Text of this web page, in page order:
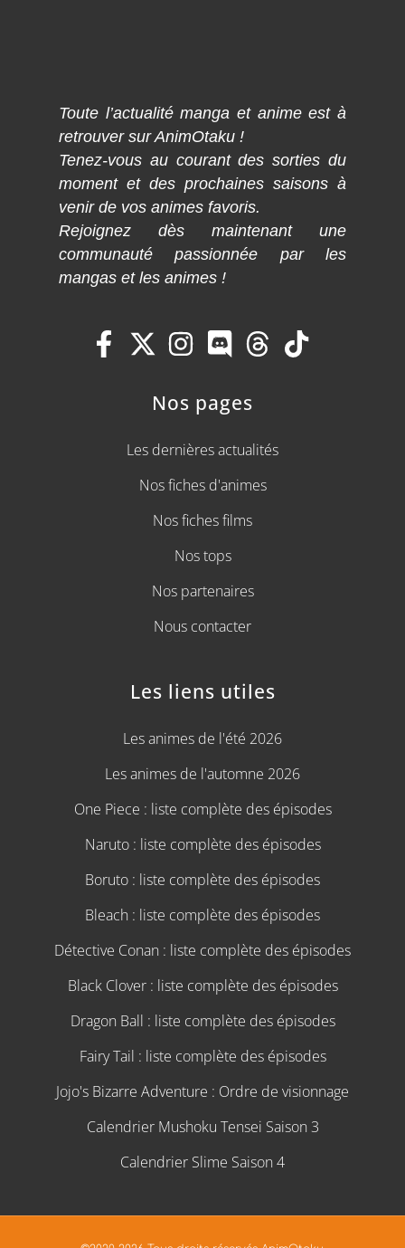
Toute l’actualité manga et anime est à
retrouver sur AnimOtaku !
Tenez-vous au courant des sorties du
moment et des prochaines saisons à
venir de vos animes favoris.
Rejoignez dès maintenant une
communauté passionnée par les
mangas et les animes !
Nos pages
Les dernières actualités
Nos fiches d'animes
Nos fiches films
Nos tops
Nos partenaires
Nous contacter
Les liens utiles
Les animes de l'été 2026
Les animes de l'automne 2026
One Piece : liste complète des épisodes
Naruto : liste complète des épisodes
Boruto : liste complète des épisodes
Bleach : liste complète des épisodes
Détective Conan : liste complète des épisodes
Black Clover : liste complète des épisodes
Dragon Ball : liste complète des épisodes
Fairy Tail : liste complète des épisodes
Jojo's Bizarre Adventure : Ordre de visionnage
Calendrier Mushoku Tensei Saison 3
Calendrier Slime Saison 4